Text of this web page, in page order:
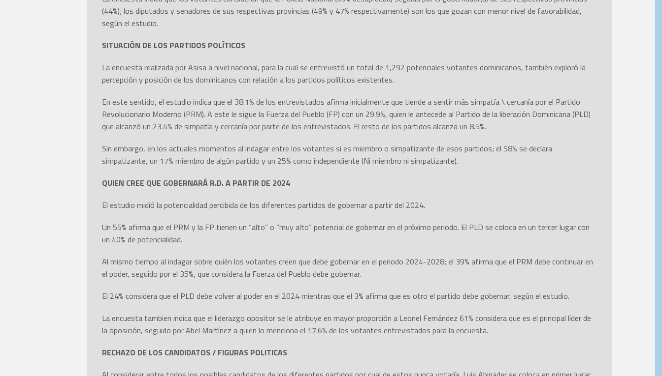
(44%); los diputados y senadores de sus respectivas provincias (49% y 47% respectivamente) son los que gozan con menor nivel de favorabilidad,
según el estudio.
SITUACIÓN DE LOS PARTIDOS POLÍTICOS
La encuesta realizada por Asisa a nivel nacional, para la cual se entrevistó un total de 1,292 potenciales votantes dominicanos, también exploró la
percepción y posición de los dominicanos con relación a los partidos políticos existentes.
En este sentido, el estudio indica que el 38.1% de los entrevistados afirma inicialmente que tiende a sentir más simpatía \ cercanía por el Partido
Revolucionario Moderno (PRM). A este le sigue la Fuerza del Pueblo (FP) con un 29.9%, quien le antecede al Partido de la liberación Dominicana (PLD)
que alcanzó un 23.4% de simpatía y cercanía por parte de los entrevistados. El resto de los partidos alcanza un 8.5%.
Sin embargo, en los actuales momentos al indagar entre los votantes si es miembro o simpatizante de esos partidos; el 58% se declara
simpatizante, un 17% miembro de algún partido y un 25% como independiente (Ni miembro ni simpatizante).
QUIEN CREE QUE GOBERNARÁ R.D. A PARTIR DE 2024
El estudio midió la potencialidad percibida de los diferentes partidos de gobernar a partir del 2024.
Un 55% afirma que el PRM y la FP tienen un “alto” o “muy alto” potencial de gobernar en el próximo periodo. El PLD se coloca en un tercer lugar con
un 40% de potencialidad.
Al mismo tiempo al indagar sobre quién los votantes creen que debe gobernar en el periodo 2024-2028; el 39% afirma que el PRM debe continuar en
el poder, seguido por el 35%, que considera la Fuerza del Pueblo debe gobernar.
El 24% considera que el PLD debe volver al poder en el 2024 mientras que el 3% afirma que es otro el partido debe gobernar, según el estudio.
La encuesta tambien indica que el liderazgo opositor se le atribuye en mayor proporción a Leonel Fernández 61% considera que es el principal líder de
la oposición, seguido por Abel Martínez a quien lo menciona el 17.6% de los votantes entrevistados para la encuesta.
RECHAZO DE LOS CANDIDATOS / FIGURAS POLITICAS